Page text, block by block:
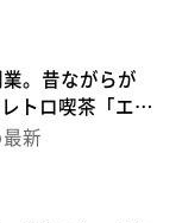
。昔ながらが
トロ喫茶「エビ
（青葉区一番
新